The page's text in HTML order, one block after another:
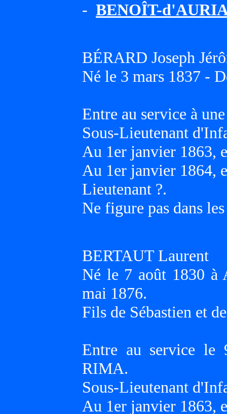
- BENOÎT-
BÉRARD Joseph
Né le 3 mars 1837 -
Entre au service à
Sous-Lieutenant
Au 1er janvier 1863,
Au 1er janvier 1864,
Lieutenant ?.
Ne figure pas dans
BERTAUT Laurent
Né le 7 août 1830 à
mai 1876.
Fils de Sébastien et
Entre au service le
RIMA.
Sous-Lieutenant
Au 1er janvier 1863,